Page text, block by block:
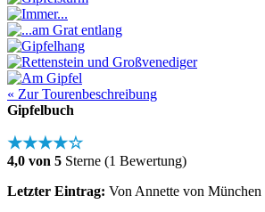
« Zur Tourenbeschreibung
Gipfelbuch
★★★★☆
4,0 von 5 Sterne (1 Bewertung)
Letzter Eintrag: Von Annette von München